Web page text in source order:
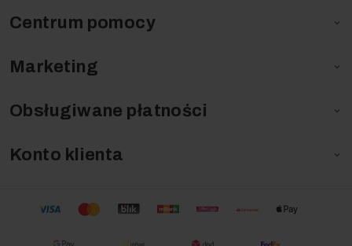
Centrum pomocy 
Marketing 
Obsługiwane płatności 
Konto klienta 